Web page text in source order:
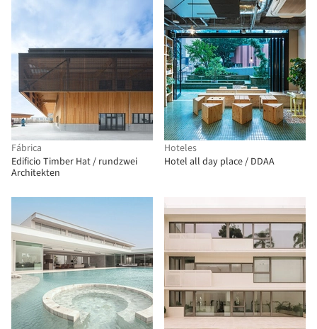
Fábrica
Edificio Timber Hat / rundzwei
Architekten
Hoteles
Hotel all day place / DDAA